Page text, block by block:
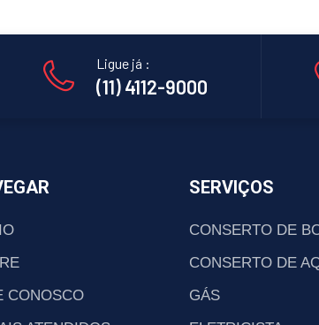
Ligue já :
(11) 4112-9000
CONOSCO
SERVIÇOS
CONSERTO DE
CONSERTO DE
GÁS